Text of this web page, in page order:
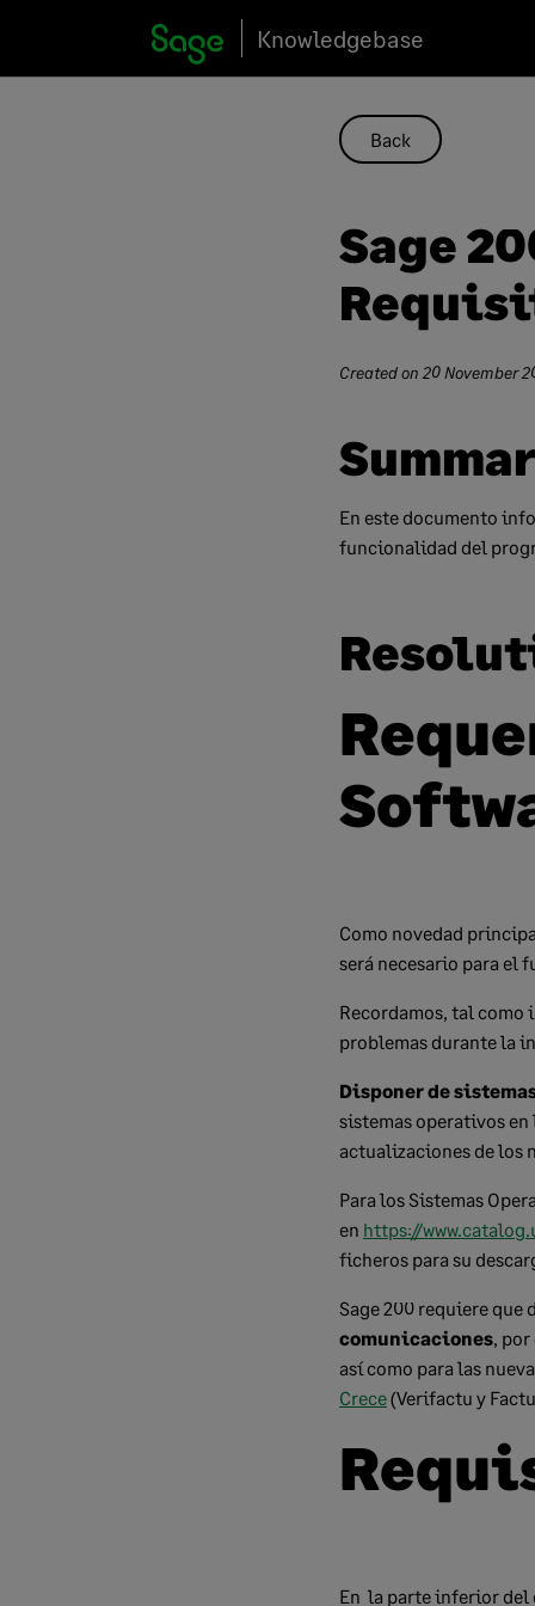
content
Knowledgebase
Back
Sage
Created on 20 November
En este documento
funcionalidad del
Como novedad
será necesario para el
Recordamos, tal como
problemas durante la
Disponer de
sistemas operativos
actualizaciones de los
Para los Sistemas
en https://
ficheros para su
Sage 200 requiere que
comunicaciones,
así como para las
Crece(Verifactu y
En la parte inferior del